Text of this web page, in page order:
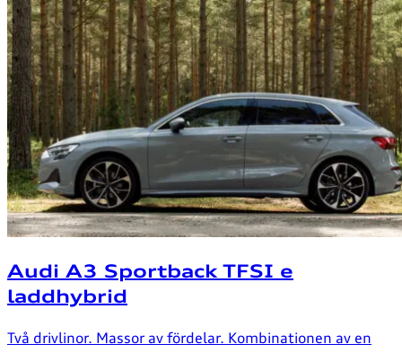
Audi A3 Sportback TFSI e
laddhybrid
Två drivlinor. Massor av fördelar. Kombinationen av en